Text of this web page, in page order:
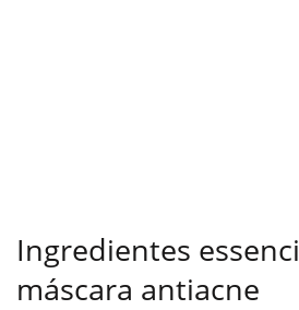
Ingredientes
máscara antiacne